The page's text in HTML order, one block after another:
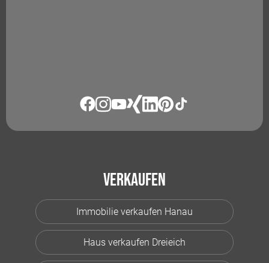
Verkaufen
Immobilie verkaufen Hanau
Haus verkaufen Dreieich